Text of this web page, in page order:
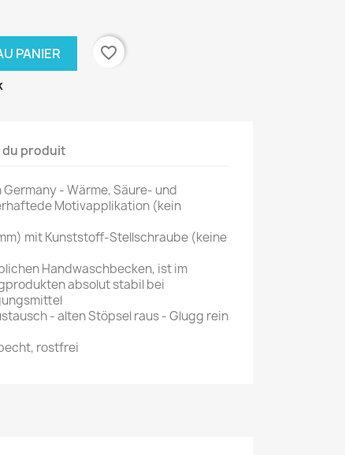
PANIER
favorite_border
du produit
- Wärme, Säure- und
Motivapplikation (kein
mit Kunststoff-Stellschraube (keine
Handwaschbecken, ist im
absolut stabil bei
- alten Stöpsel raus - Glugg rein
rostfrei